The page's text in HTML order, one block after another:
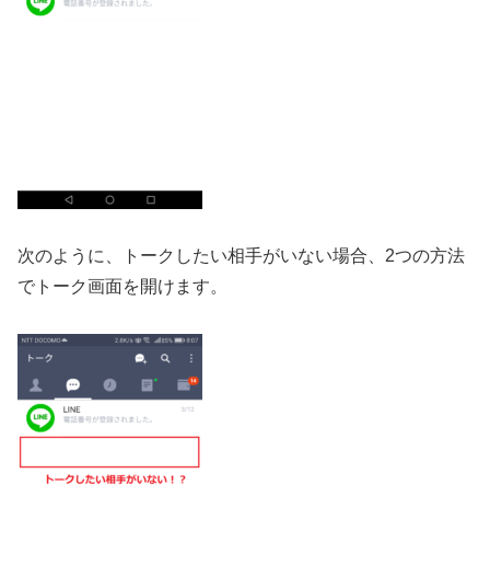
次のように、トークしたい相手がいない場合、2つの方法
でトーク画面を開けます。